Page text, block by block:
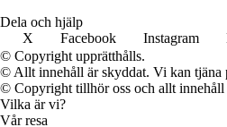
Dela och hjälp
X
Facebook Instagram
© Copyright upprätthålls.
© Allt innehåll är skyddat. Vi kan tjäna
© Copyright tillhör oss och allt innehåll
Vilka är vi?
Vår resa